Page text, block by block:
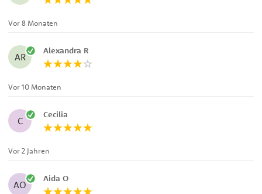
Vor 8 Monaten
AR
Alexandra R
Vor 10 Monaten
C
Cecilia
Vor 2 Jahren
AO
Aida O